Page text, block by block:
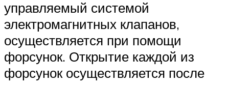
управляемый системой
электромагнитных клапанов,
осуществляется при помощи
форсунок. Открытие каждой из
форсунок осуществляется после